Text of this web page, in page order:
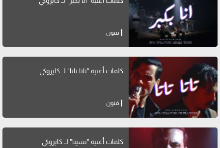
فنون
كلمات أغنية "تاتا تاتا" لــ كايروكي
فنون
كلمات أغنية "نسينا" لــ كايروكي